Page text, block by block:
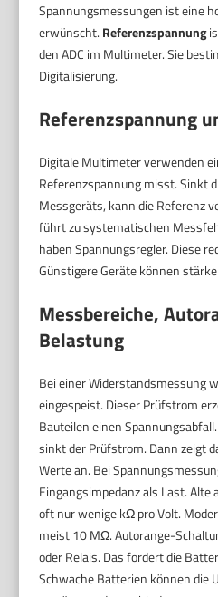
Spannungsmessungen ist eine
erwünscht. Referenzspannung
den ADC im Multimeter. Sie
Digitalisierung.
Referenzspannung
Digitale Multimeter verwenden
Referenzspannung misst. Sinkt
Messgeräts, kann die Referenz
führt zu systematischen
haben Spannungsregler. Diese
Günstigere Geräte können
Messbereiche,
Belastung
Bei einer Widerstandsmessung
eingespeist. Dieser Prüfstrom
Bauteilen einen
sinkt der Prüfstrom. Dann zeigt
Werte an. Bei
Eingangsimpedanz als Last.
oft nur wenige kΩ pro Volt.
meist 10 MΩ. Autorange-
oder Relais. Das fordert die
Schwache Batterien können die